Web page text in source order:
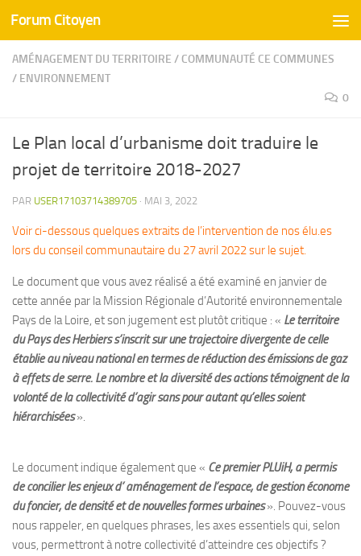
Skip to content
Forum Citoyen
AMÉNAGEMENT DU TERRITOIRE / COMMUNAUTÉ CE COMMUNES
/ ENVIRONNEMENT
0
Le Plan local d’urbanisme doit traduire le
projet de territoire 2018-2027
PAR USER17103714389705 · MAI 3, 2022
Voir ci-dessous quelques extraits de l’intervention de nos élu.es
lors du conseil communautaire du 27 avril 2022 sur le sujet.
Le document que vous avez réalisé a été examiné en janvier de
cette année par la Mission Régionale d’Autorité environnementale
Pays de la Loire, et son jugement est plutôt critique : « Le territoire
du Pays des Herbiers s’inscrit sur une trajectoire divergente de celle
établie au niveau national en termes de réduction des émissions de gaz
à effets de serre. Le nombre et la diversité des actions témoignent de la
volonté de la collectivité d’agir sans pour autant qu’elles soient
hiérarchisées».
Le document indique également que « Ce premier PLUiH, a permis
de concilier les enjeux d’ aménagement de l’espace, de gestion économe
du foncier, de densité et de nouvelles formes urbaines». Pouvez-vous
nous rappeler, en quelques phrases, les axes essentiels qui, selon
vous, permettront à notre collectivité d’atteindre ces objectifs ?